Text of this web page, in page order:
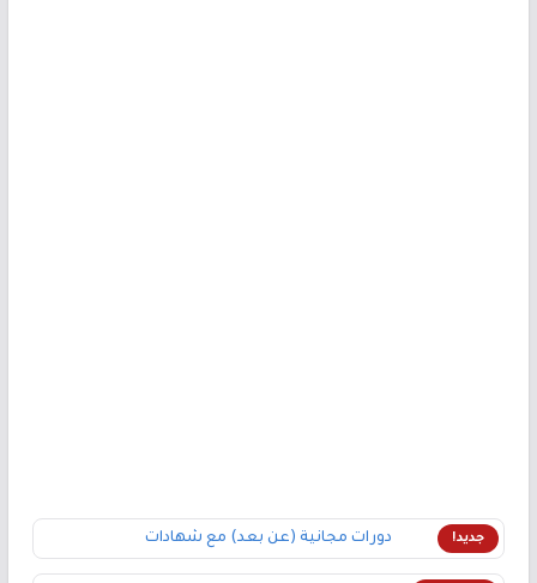
جديد! دورات مجانية (عن بعد) مع شهادات